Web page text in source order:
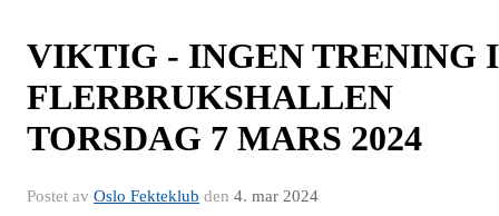
VIKTIG - INGEN TRENING I
FLERBRUKSHALLEN
TORSDAG 7 MARS 2024
Postet av Oslo Fekteklub den 4. mar 2024